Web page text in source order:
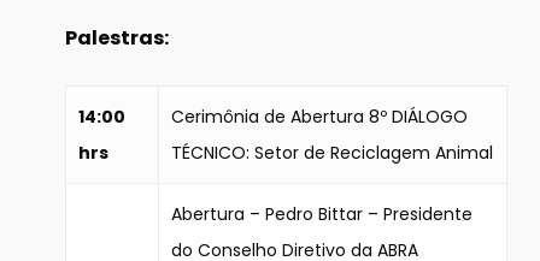
Palestras:
14:00
hrs
Cerimônia de Abertura 8º DIÁLOGO
TÉCNICO: Setor de Reciclagem Animal
Abertura – Pedro Bittar – Presidente
do Conselho Diretivo da ABRA